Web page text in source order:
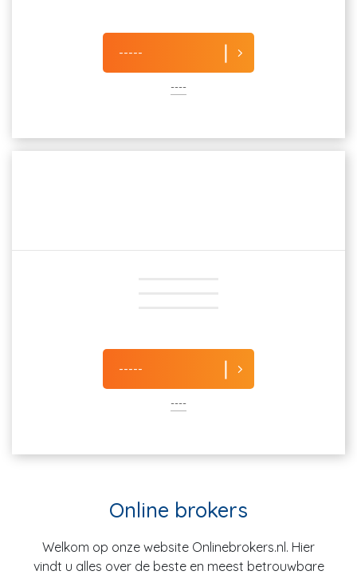
-----
----
-----
----
Online brokers
Welkom op onze website Onlinebrokers.nl. Hier
vindt u alles over de beste en meest betrouwbare